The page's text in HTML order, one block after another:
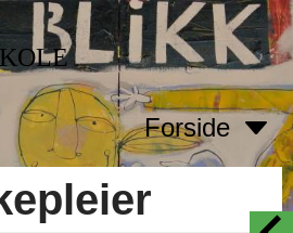
Forside